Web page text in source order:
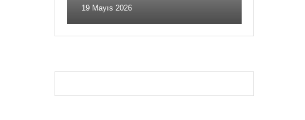
19 Mayıs 2026